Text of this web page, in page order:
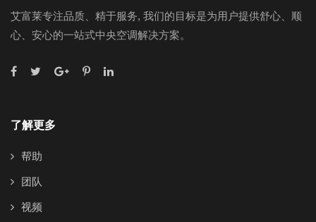
艾富莱专注品质、精于服务, 我们的目标是为用户提供舒心、顺
心、安心的一站式中央空调解决方案。
了解更多
帮助
团队
视频